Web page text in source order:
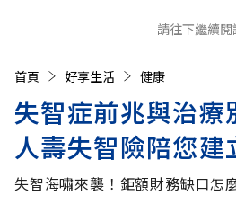
請往下繼續閱
首頁 好享生活 健康
失智症前兆與治療
人壽失智險陪您建
失智海嘯來襲！鉅額財務缺口怎